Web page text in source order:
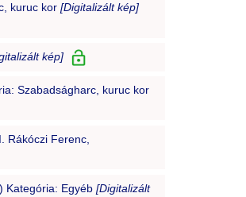
kuruc kor [Digitalizált kép]
kép]
Szabadságharc, kuruc kor
Rákóczi Ferenc,
Kategória: Egyéb [Digitalizált